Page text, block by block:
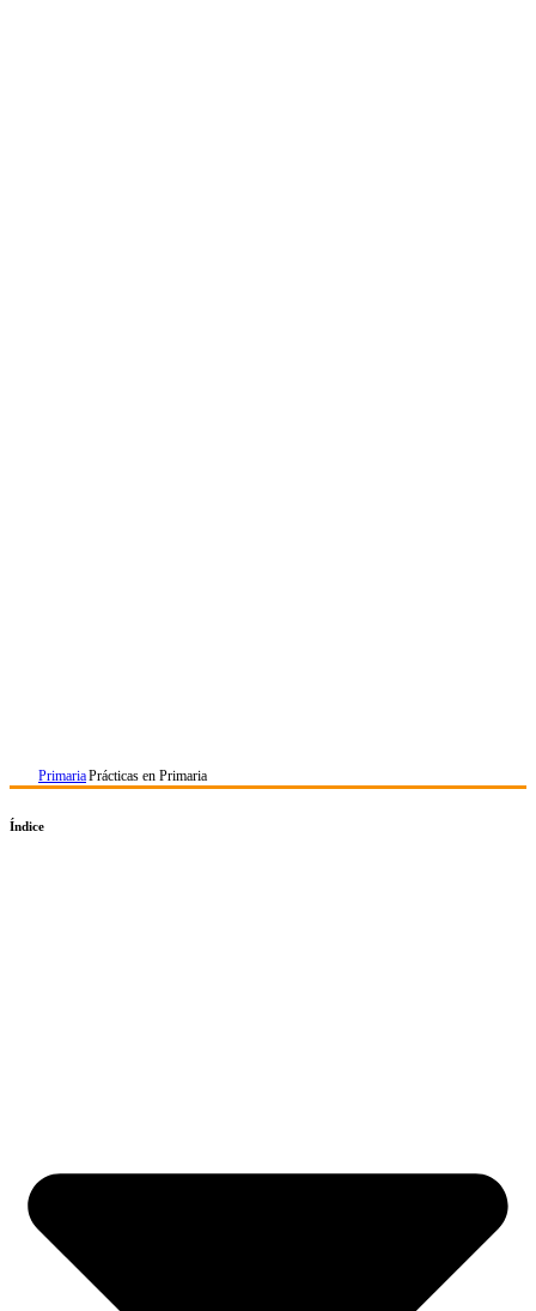
PrimariaPrácticas en Primaria
Índice